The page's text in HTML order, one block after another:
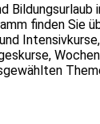
Bildungsurlaub
finden Sie